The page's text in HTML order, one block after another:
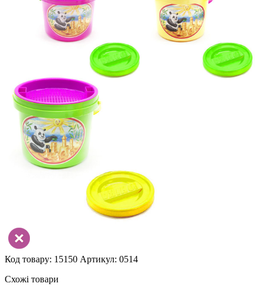
Код товару: 15150 Артикул: 0514
Схожі товари